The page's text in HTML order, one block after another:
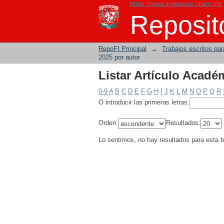
https://www.ingenieria.unam.mx
Listar Artículo
RepoFI Principal → Trabajos escritos
2025 por autor
Listar Artículo
0-9 A B C D E F G H J K L M N O P Q R
O introducir las primeras letras:
Orden: Resultados:
Lo sentimos, no hay resultados para esta